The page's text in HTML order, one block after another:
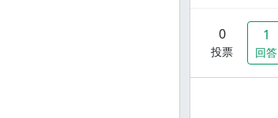
0
投票
1
回答